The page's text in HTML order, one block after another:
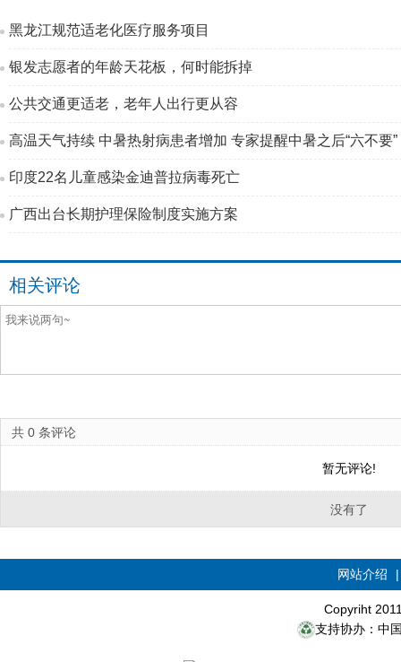
黑龙江规范适老化医疗服务项目
银发志愿者的年龄天花板，何时能拆掉
公共交通更适老，老年人出行更从容
高温天气持续 中暑热射病患者增加 专家提醒中暑之后“六不要”
印度22名儿童感染金迪普拉病毒死亡
广西出台长期护理保险制度实施方案
相关评论
共 0 条评论
暂无评论!
没有了
网站介绍
Copyriht
支持协办：中